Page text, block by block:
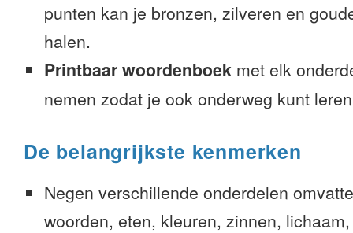
punten kan je bronzen, zilveren en
halen.
Printbaar woordenboek met elk
nemen zodat je ook onderweg kunt
De belangrijkste kenmerken
Negen verschillende onderdelen
woorden, eten, kleuren, zinnen,